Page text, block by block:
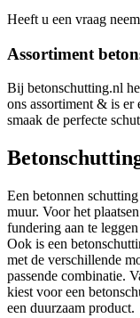
Heeft u een vraag
Assortiment
Bij betonschutting.nl
ons assortiment & is er
smaak de perfecte
Een betonnen
muur. Voor het
fundering aan te
Ook is een
met de verschillende
passende combinatie.
kiest voor een
een duurzaam product.